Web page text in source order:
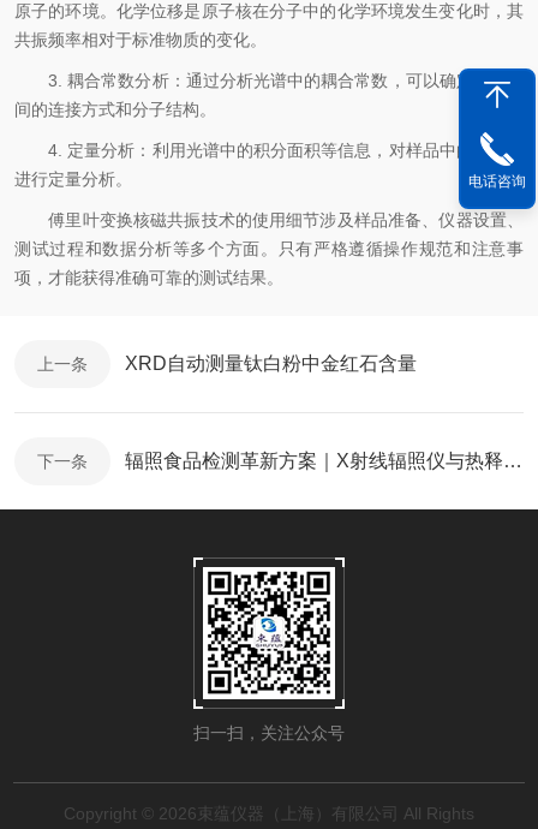
原子的环境。化学位移是原子核在分子中的化学环境发生变化时，其
共振频率相对于标准物质的变化。
3. 耦合常数分析：通过分析光谱中的耦合常数，可以确定原子之
间的连接方式和分子结构。
4. 定量分析：利用光谱中的积分面积等信息，对样品中的各组分
进行定量分析。
傅里叶变换核磁共振技术的使用细节涉及样品准备、仪器设置、
测试过程和数据分析等多个方面。只有严格遵循操作规范和注意事
项，才能获得准确可靠的测试结果。
上一条 XRD自动测量钛白粉中金红石含量
下一条 辐照食品检测革新方案｜X射线辐照仪与热释光/光释光联用技术助力精准合规
扫一扫，关注公众号
Copyright © 2026束蕴仪器（上海）有限公司 All Rights
电话咨询